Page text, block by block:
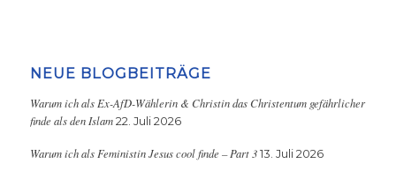
NEUE BLOGBEITRÄGE
Warum ich als Ex-AfD-Wählerin & Christin das Christentum gefährlicher
finde als den Islam 22. Juli 2026
Warum ich als Feministin Jesus cool finde – Part 3 13. Juli 2026